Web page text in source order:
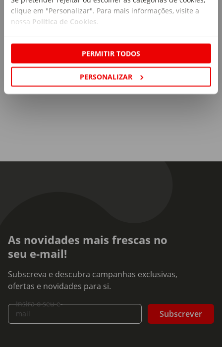
clique em "Personalizar". Para mais informações, visite a
nossa Política de Cookies.
PERMITIR TODOS
PERSONALIZAR
A nossa comida para todos os dias
As novidades mais frescas no
seu e-mail!
Subscreva e descubra campanhas exclusivas,
ofertas e novidades para si.
Insira o seu e-
mail
Subscrever